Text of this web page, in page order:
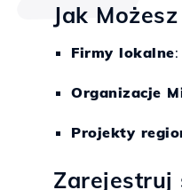
Jak
Firmy lokalne
Organizacje
Projekty
Zarejestruj